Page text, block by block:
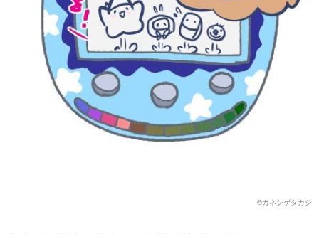
©️カネシゲタカシ